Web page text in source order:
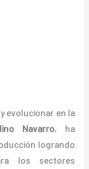
evolucionar en la
Navarro, ha
logrando
los sectores